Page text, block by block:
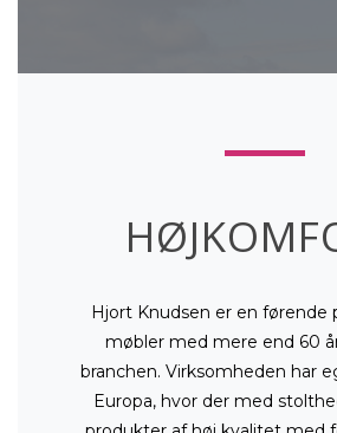
Hjort Knudsen er en førende
møbler med mere end 60
branchen. Virksomheden har
Europa, hvor der med